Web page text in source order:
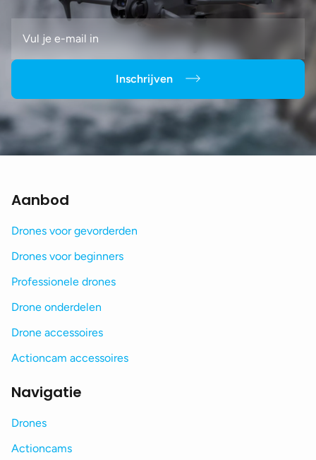
Inschrijven
Aanbod
Drones voor gevorderden
Drones voor beginners
Professionele drones
Drone onderdelen
Drone accessoires
Actioncam accessoires
Navigatie
Drones
Actioncams